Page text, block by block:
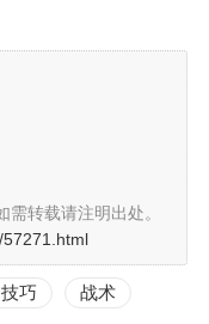
需转载请注明出处。
57271.html
技巧 战术